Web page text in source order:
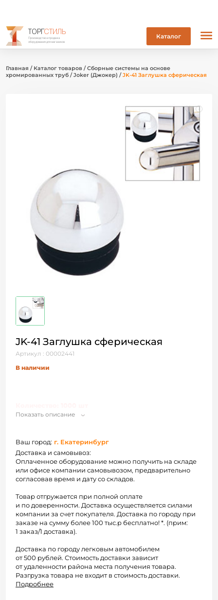
ТОРГСТИЛЬ
Производство и продажа
оборудования для магазинов
Каталог
Главная / Каталог товаров /Сборные системы на основе
хромированных труб /Joker (Джокер) /JK-41 Заглушка сферическая
JK-41 Заглушка сферическая
Артикул : 00002441
В наличии
Показать описание
Ваш город: г. Екатеринбург
Доставка и самовывоз:
Оплаченное оборудование можно получить на складе
или офисе компании самовывозом, предварительно
согласовав время и дату со складов.
Товар отгружается при полной оплате
и по доверенности. Доставка осуществляется силами
компании за счет покупателя. Доставка по городу при
заказе на сумму более 100 тыс.р бесплатно! *. (прим:
1 заказ/1 доставка).
Доставка по городу легковым автомобилем
от 500 рублей. Стоимость доставки зависит
от удаленности района места получения товара.
Разгрузка товара не входит в стоимость доставки.
Подробнее